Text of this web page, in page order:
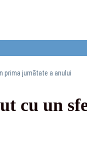
prima jumătate a anului
cu un